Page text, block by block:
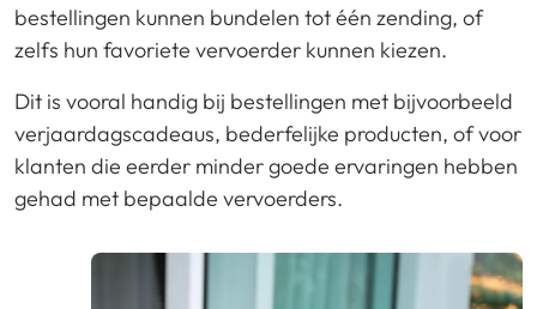
bestellingen kunnen bundelen tot één zending, of
zelfs hun favoriete vervoerder kunnen kiezen.
Dit is vooral handig bij bestellingen met bijvoorbeeld
verjaardagscadeaus, bederfelijke producten, of voor
klanten die eerder minder goede ervaringen hebben
gehad met bepaalde vervoerders.